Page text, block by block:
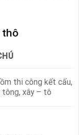
thô
thi công kết cấu,
tông, xây – tô